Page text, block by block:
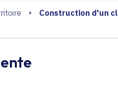
Construction d'un